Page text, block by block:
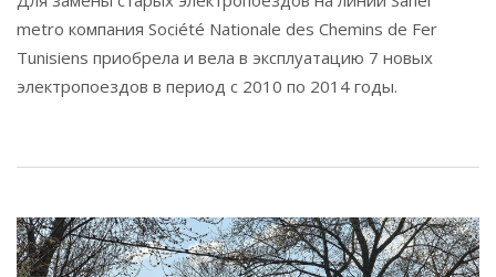
metro компания Société Nationale des Chemins de Fer
Tunisiens приобрела и вела в эксплуатацию 7 новых
электропоездов в период с 2010 по 2014 годы.